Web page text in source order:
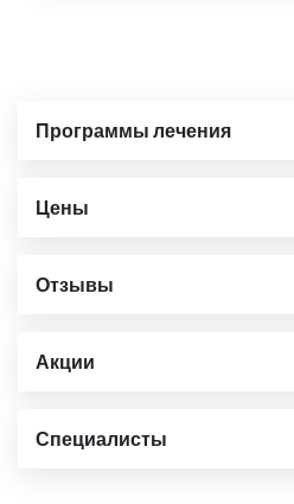
Программы лечения
Цены
Отзывы
Акции
Специалисты